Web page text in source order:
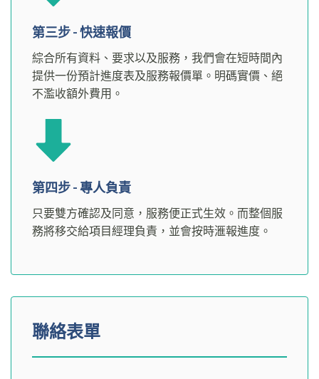
第三步 - 快速報價
綜合所有資料、要求以及服務，我們會在短時間內
提供一份預計進度表及服務報價單。明碼實價、絕
不濫收額外費用。
第四步 - 專人負責
只要雙方確認及同意，服務便正式生效。而整個服
務將移交給項目經理負責，並會按時滙報進度。
聯絡表單